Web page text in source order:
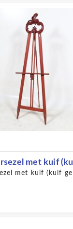
met kuif
met kuif (kuif